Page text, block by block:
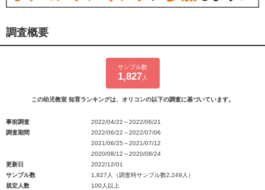
調査概要
サンプル数
1,827 人
この幼児教室 知育ランキングは、オリコンの以下の調査に基づいています。
事前調査
2022/04/22～2022/06/21
調査期間
2022/06/22～2022/07/06
2021/06/25～2021/07/12
2020/08/12～2020/08/24
更新日
2022/12/01
サンプル数
1,827人（調査時サンプル数2,249人）
規定人数
100人以上